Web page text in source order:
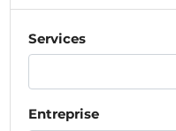
Services
Entreprise